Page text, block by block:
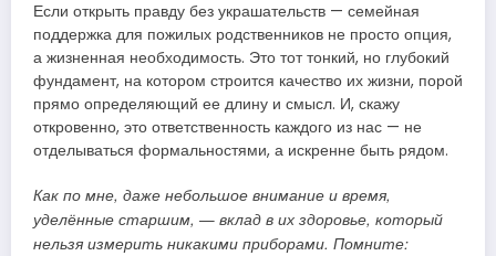
Если открыть правду без украшательств — семейная
поддержка для пожилых родственников не просто опция,
а жизненная необходимость. Это тот тонкий, но глубокий
фундамент, на котором строится качество их жизни, порой
прямо определяющий ее длину и смысл. И, скажу
откровенно, это ответственность каждого из нас — не
отделываться формальностями, а искренне быть рядом.
Как по мне, даже небольшое внимание и время,
уделённые старшим, — вклад в их здоровье, который
нельзя измерить никакими приборами. Помните: